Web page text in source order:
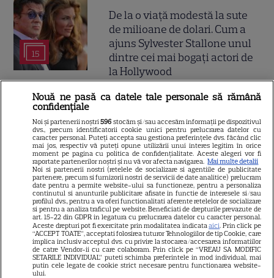
15
De la o viață modestă la sute
de milioane de dolari. Cum a
ajuns Sylvester Stallone unul
dintre cei mai bogați actori de
la Hollywood
Despre Tvmania
Contact
Contacte televiziuni
Abonamente
Nouă ne pasă ca datele tale personale să rămână
confidențiale
Noi și partenerii noștri596 stocăm și/sau accesăm informații pe dispozitivul
dvs., precum identificatorii cookie unici pentru prelucrarea datelor cu
caracter personal. Puteți accepta sau gestiona preferințele dvs. făcând clic
mai jos, respectiv vă puteți opune utilizării unui interes legitim în orice
moment pe pagina cu politica de confidențialitate. Aceste alegeri vor fi
raportate partenerilor noștri și nu vă vor afecta navigarea. Mai multe detalii
Noi si partenerii nostri (retelele de socializare si agentiile de publicitate
partenere, precum si furnizorii nostri de servicii de date analitice) prelucram
date pentru a permite website-ului sa functioneze, pentru a personaliza
continutul si anunturile publicitare afisate in functie de interesele si/sau
profilul dvs., pentru a va oferi functionalitati aferente retelelor de socializare
si pentru a analiza traficul pe website. Beneficiati de drepturile prevazute de
art. 15-22 din GDPR in legatura cu prelucrarea datelor cu caracter personal.
Aceste drepturi pot fi exercitate prin modalitatea indicataaici. Prin click pe
“ACCEPT TOATE”, acceptati folosirea tuturor Tehnologiilor de tip Cookie, care
implica inclusiv acceptul dvs. cu privire la stocarea/accesarea informatiilor
de catre Vendor-ii cu care colaboram. Prin click pe “VREAU SA MODIFIC
SETARILE INDIVIDUAL” puteti schimba preferintele in mod individual, mai
putin cele legate de cookie strict necesare pentru functionarea website-
ului.